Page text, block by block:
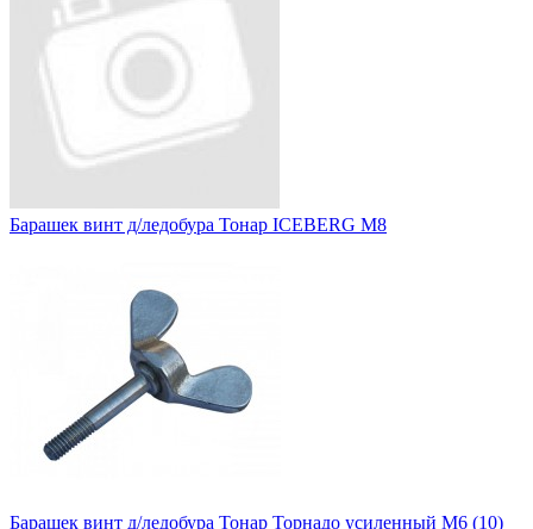
Барашек винт д/ледобура Тонар ICEBERG М8
Барашек винт д/ледобура Тонар Торнадо усиленный М6 (10)